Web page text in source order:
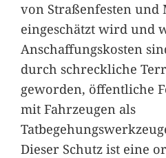
von Straßenfesten und
eingeschätzt wird und
Anschaffungskosten
durch schreckliche
geworden, öffentliche
mit Fahrzeugen als
Dieser Schutz ist eine